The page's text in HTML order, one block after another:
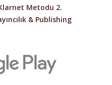
Metodu 2.
& Publishing